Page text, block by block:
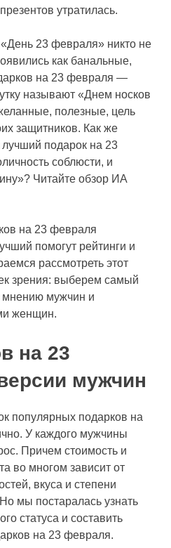
утратилась.
23 февраля» никто не
как банальные,
на 23 февраля —
называют «Днем носков
полезные, цель
защитников. Как же
подарок на 23
соблюсти, и
Читайте обзор ИА
на 23 февраля
помогут рейтинги и
рассмотреть этот
зрения: выберем самый
мнению мужчин и
женщин.
на 23
мужчин
популярных подарков на
У каждого мужчины
Причем стоимость и
во многом зависит от
вкуса и степени
мы постаралась узнать
статуса и составить
на 23 февраля.